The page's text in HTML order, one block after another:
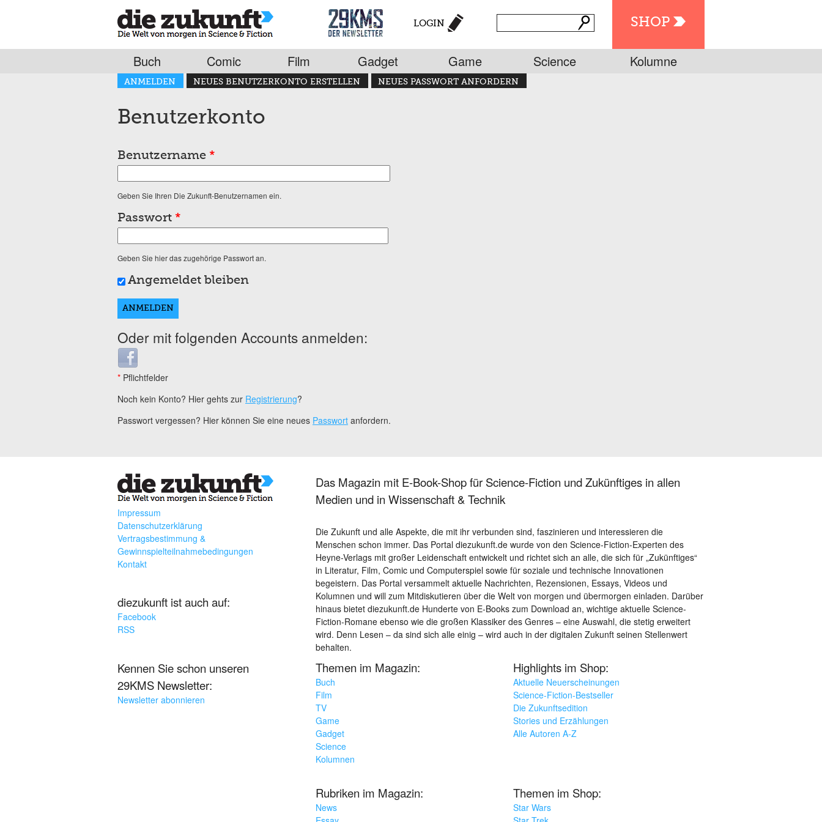
SHOP
LOGIN
Buch Comic Film Gadget Game Science Kolumne
Haupt-Reiter
ANMELDEN
(AKTIVER REITER)
NEUES BENUTZERKONTO ERSTELLEN NEUES PASSWORT ANFORDERN
Benutzerkonto
Benutzername *
Geben Sie Ihren Die Zukunft-Benutzernamen ein.
Passwort *
Geben Sie hier das zugehörige Passwort an.
Angemeldet bleiben
Oder mit folgenden Accounts anmelden:
Login with Facebook
* Pflichtfelder
Noch kein Konto? Hier gehts zur Registrierung?
Passwort vergessen? Hier können Sie eine neues Passwort anfordern.
Impressum
Datenschutzerklärung
Vertragsbestimmung &
Gewinnspielteilnahmebedingungen
Kontakt
diezukunft ist auch auf:
Facebook
RSS
Kennen Sie schon unseren
29KMS Newsletter:
Newsletter abonnieren
Das Magazin mit E-Book-Shop für Science-Fiction und Zukünftiges in allen
Medien und in Wissenschaft & Technik
Die Zukunft und alle Aspekte, die mit ihr verbunden sind, faszinieren und interessieren die
Menschen schon immer. Das Portal diezukunft.de wurde von den Science-Fiction-Experten des
Heyne-Verlags mit großer Leidenschaft entwickelt und richtet sich an alle, die sich für „Zukünftiges“
in Literatur, Film, Comic und Computerspiel sowie für soziale und technische Innovationen
begeistern. Das Portal versammelt aktuelle Nachrichten, Rezensionen, Essays, Videos und
Kolumnen und will zum Mitdiskutieren über die Welt von morgen und übermorgen einladen. Darüber
hinaus bietet diezukunft.de Hunderte von E-Books zum Download an, wichtige aktuelle Science-
Fiction-Romane ebenso wie die großen Klassiker des Genres – eine Auswahl, die stetig erweitert
wird. Denn Lesen – da sind sich alle einig – wird auch in der digitalen Zukunft seinen Stellenwert
behalten.
Themen im Magazin:
Buch
Film
TV
Game
Gadget
Science
Kolumnen
Highlights im Shop:
Aktuelle Neuerscheinungen
Science-Fiction-Bestseller
Die Zukunftsedition
Stories und Erzählungen
Alle Autoren A-Z
Rubriken im Magazin:
News
Themen im Shop:
Star Wars